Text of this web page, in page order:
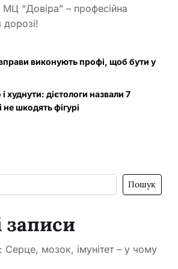
“Довіра” – професійна
вправи виконують профі, щоб бути у
і худнути: дієтологи назвали 7
не шкодять фігурі
Пошук
записи
Серце, мозок, імунітет – у чому